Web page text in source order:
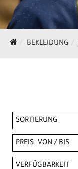
BEKLEIDUNG
SORTIERUNG
PREIS: VON / BIS
VERFÜGBARKEIT